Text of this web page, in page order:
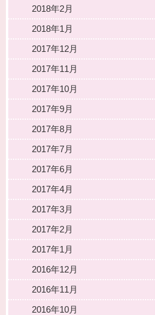
2018年2月
2018年1月
2017年12月
2017年11月
2017年10月
2017年9月
2017年8月
2017年7月
2017年6月
2017年4月
2017年3月
2017年2月
2017年1月
2016年12月
2016年11月
2016年10月